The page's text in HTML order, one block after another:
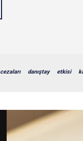
cezaları danıştay etkisi